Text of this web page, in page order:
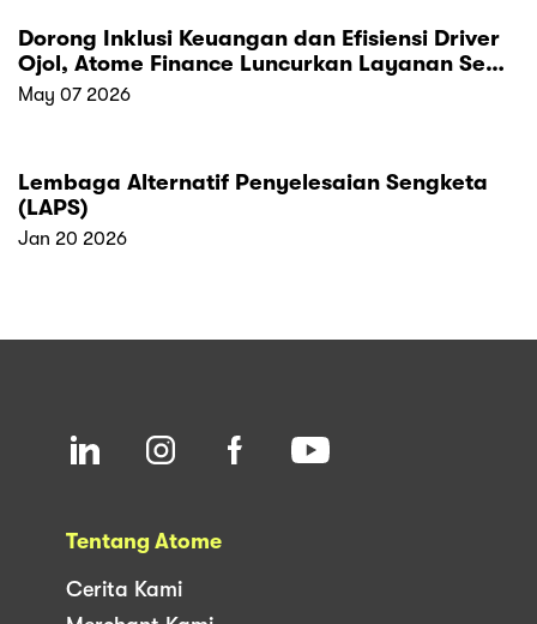
Dorong Inklusi Keuangan dan Efisiensi Driver
Ojol, Atome Finance Luncurkan Layanan Sewa
Pembiayaan Motor Listrik yang Lebih
Terjangkau
May 07 2026
Lembaga Alternatif Penyelesaian Sengketa
(LAPS)
Jan 20 2026
Tentang Atome
Cerita Kami